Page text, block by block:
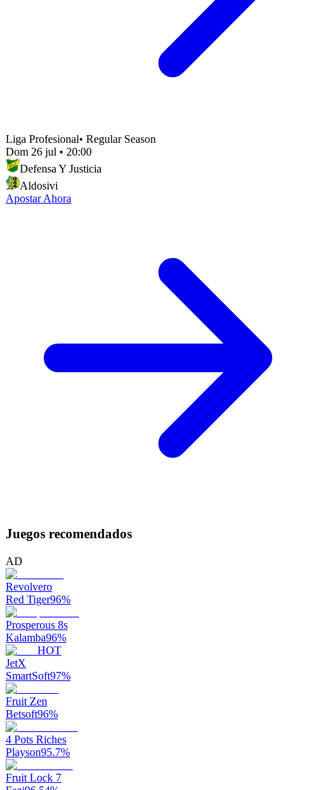
Liga Profesional• Regular Season
Dom 26 jul • 20:00
Defensa Y Justicia
Aldosivi
Apostar Ahora
Juegos recomendados
AD
Revolvero
Red Tiger96%
Prosperous 8s
Kalamba96%
HOT
JetX
SmartSoft97%
Fruit Zen
Betsoft96%
4 Pots Riches
Playson95.7%
Fruit Lock 7